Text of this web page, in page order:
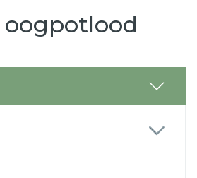
oogpotlood